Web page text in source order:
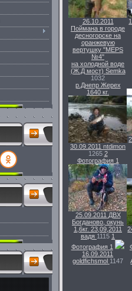
26.10.2011
Поймана в городе
десногорске на
оранжевую
вертушку "MEPS
№4"
на холодной воде
(Ж.Д мост) Semka
1032
р.Днепр Жерех
1640 кг.
30.09.2011 ntdimon
1265 2
Фотография 1
25.09.2011 ДВХ
Богданово, окунь
1,6кг. 23,09,2011
вадя 1115 1
Фотография 1
16.09.2011
goldfichsmol 1147